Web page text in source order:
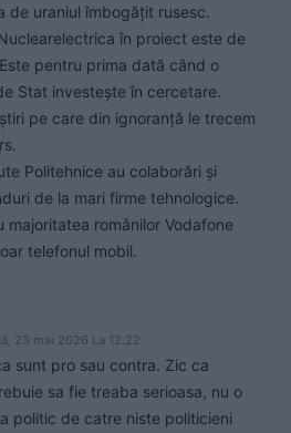
de uraniul îmbogățit rusesc.
în proiect este de
pentru prima dată când o
Stat investește în cercetare.
pe care din ignoranță le trecem
Politehnice au colaborări și
de la mari firme tehnologice.
majoritatea românilor Vodafone
telefonul mobil.
23 mai 2026 La 12.22
sunt pro sau contra. Zic ca
sa fie treaba serioasa, nu o
politic de catre niste politicieni